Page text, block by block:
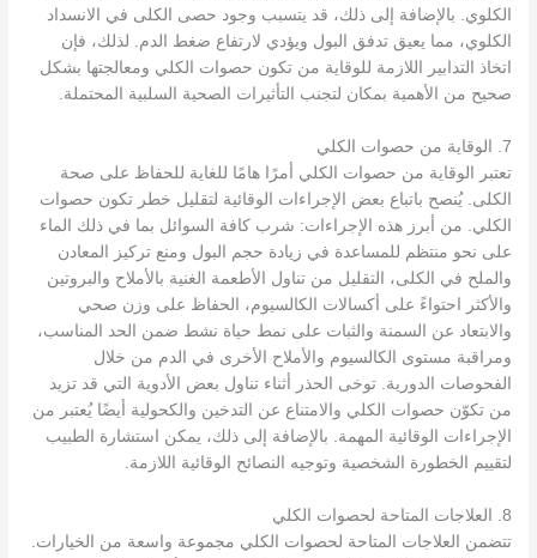
الكلوي. بالإضافة إلى ذلك، قد يتسبب وجود حصى الكلى في الانسداد
الكلوي، مما يعيق تدفق البول ويؤدي لارتفاع ضغط الدم. لذلك، فإن
اتخاذ التدابير اللازمة للوقاية من تكون حصوات الكلي ومعالجتها بشكل
صحيح من الأهمية بمكان لتجنب التأثيرات الصحية السلبية المحتملة.
7. الوقاية من حصوات الكلي
تعتبر الوقاية من حصوات الكلي أمرًا هامًا للغاية للحفاظ على صحة
الكلى. يُنصح باتباع بعض الإجراءات الوقائية لتقليل خطر تكون حصوات
الكلي. من أبرز هذه الإجراءات: شرب كافة السوائل بما في ذلك الماء
على نحو منتظم للمساعدة في زيادة حجم البول ومنع تركيز المعادن
والملح في الكلى، التقليل من تناول الأطعمة الغنية بالأملاح والبروتين
والأكثر احتواءً على أكسالات الكالسيوم، الحفاظ على وزن صحي
والابتعاد عن السمنة والثبات على نمط حياة نشط ضمن الحد المناسب،
ومراقبة مستوى الكالسيوم والأملاح الأخرى في الدم من خلال
الفحوصات الدورية. توخى الحذر أثناء تناول بعض الأدوية التي قد تزيد
من تكوّن حصوات الكلي والامتناع عن التدخين والكحولية أيضًا يُعتبر من
الإجراءات الوقائية المهمة. بالإضافة إلى ذلك، يمكن استشارة الطبيب
لتقييم الخطورة الشخصية وتوجيه النصائح الوقائية اللازمة.
8. العلاجات المتاحة لحصوات الكلي
تتضمن العلاجات المتاحة لحصوات الكلي مجموعة واسعة من الخيارات.